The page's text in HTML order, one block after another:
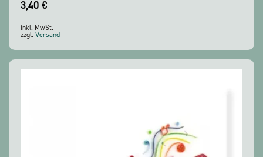
3,40 €
inkl. MwSt.
zzgl. Versand